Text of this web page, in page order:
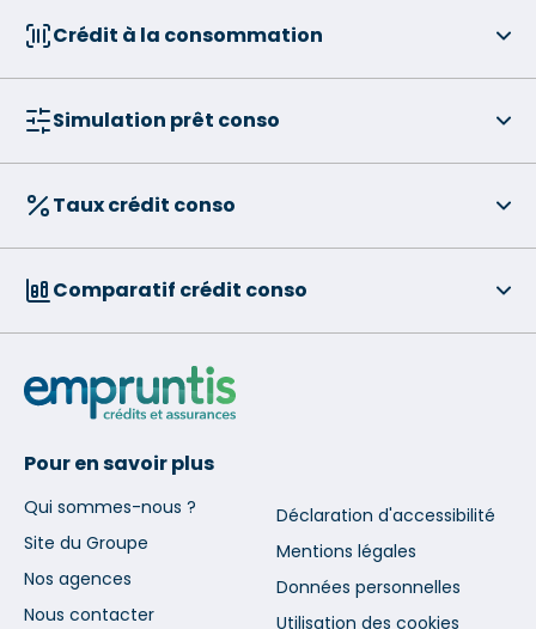
Crédit à la consommation
Simulation prêt conso
Taux crédit conso
Comparatif crédit conso
Pour en savoir plus
Qui sommes-nous ?
Site du Groupe
Nos agences
Nous contacter
Déclaration d'accessibilité
Mentions légales
Données personnelles
Utilisation des cookies